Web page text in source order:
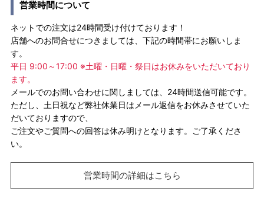
営業時間について
ネットでの注文は24時間受け付けております！
店舗へのお問合せにつきましては、下記の時間帯にお願いしま
す。
平日 9:00～17:00 ※土曜・日曜・祭日はお休みをいただいており
ます。
メールでのお問い合わせに関しましては、24時間送信可能です。
ただし、土日祝など弊社休業日はメール返信をお休みさせていた
だいておりますので、
ご注文やご質問への回答は休み明けとなります。ご了承くださ
い。
営業時間の詳細はこちら